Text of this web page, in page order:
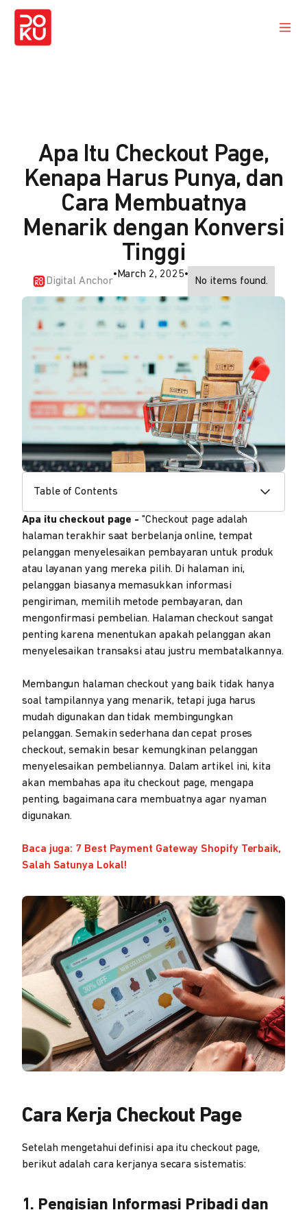
Apa Itu Checkout Page,
Kenapa Harus Punya, dan
Cara Membuatnya
Menarik dengan Konversi
Tinggi
Digital Anchor
• March 2, 2025•
No items found.
Table of Contents
Apa itu checkout page -"Checkout page adalah
halaman terakhir saat berbelanja online, tempat
pelanggan menyelesaikan pembayaran untuk produk
atau layanan yang mereka pilih. Di halaman ini,
pelanggan biasanya memasukkan informasi
pengiriman, memilih metode pembayaran, dan
mengonfirmasi pembelian. Halaman checkout sangat
penting karena menentukan apakah pelanggan akan
menyelesaikan transaksi atau justru membatalkannya.
Membangun halaman checkout yang baik tidak hanya
soal tampilannya yang menarik, tetapi juga harus
mudah digunakan dan tidak membingungkan
pelanggan. Semakin sederhana dan cepat proses
checkout, semakin besar kemungkinan pelanggan
menyelesaikan pembeliannya. Dalam artikel ini, kita
akan membahas apa itu checkout page, mengapa
penting, bagaimana cara membuatnya agar nyaman
digunakan.
Baca juga: 7 Best Payment Gateway Shopify Terbaik,
Salah Satunya Lokal!
Cara Kerja Checkout Page
Setelah mengetahui definisi apa itu checkout page,
berikut adalah cara kerjanya secara sistematis:
1. Pengisian Informasi Pribadi dan